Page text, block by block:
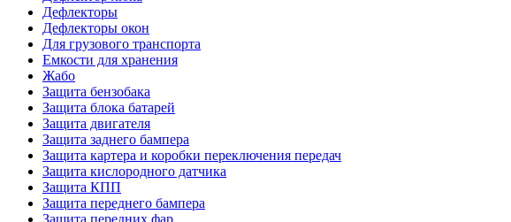
Дефлекторы
Дефлекторы окон
Для грузового транспорта
Емкости для хранения
Жабо
Защита бензобака
Защита блока батарей
Защита двигателя
Защита заднего бампера
Защита картера и коробки переключения передач
Защита кислородного датчика
Защита КПП
Защита переднего бампера
Защита передних фар